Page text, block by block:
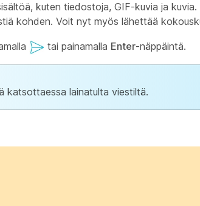
kuten tiedostoja, GIF-kuvia ja
kohden. Voit nyt myös lähettää
tai painamalla Enter-näppäintä.
katsottaessa lainatulta viestiltä.